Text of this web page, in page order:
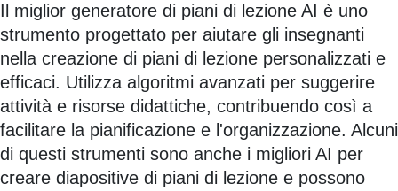
Il miglior generatore di piani di lezione AI è uno
strumento progettato per aiutare gli insegnanti
nella creazione di piani di lezione personalizzati e
efficaci. Utilizza algoritmi avanzati per suggerire
attività e risorse didattiche, contribuendo così a
facilitare la pianificazione e l'organizzazione. Alcuni
di questi strumenti sono anche i migliori AI per
creare diapositive di piani di lezione e possono